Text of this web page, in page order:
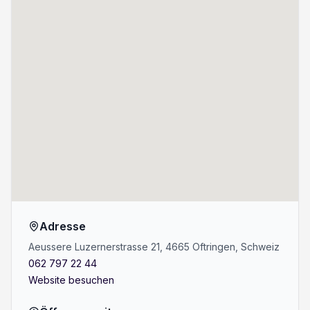
Adresse
Aeussere Luzernerstrasse 21, 4665 Oftringen, Schweiz
062 797 22 44
Website besuchen